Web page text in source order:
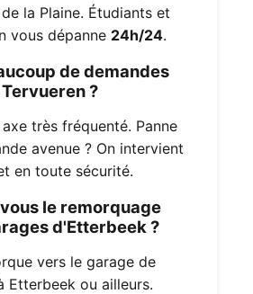
la Plaine. Étudiants et
vous dépanne 24h/24.
de demandes
?
très fréquenté. Panne
avenue ? On intervient
en toute sécurité.
le remorquage
d'Etterbeek ?
vers le garage de
Etterbeek ou ailleurs.